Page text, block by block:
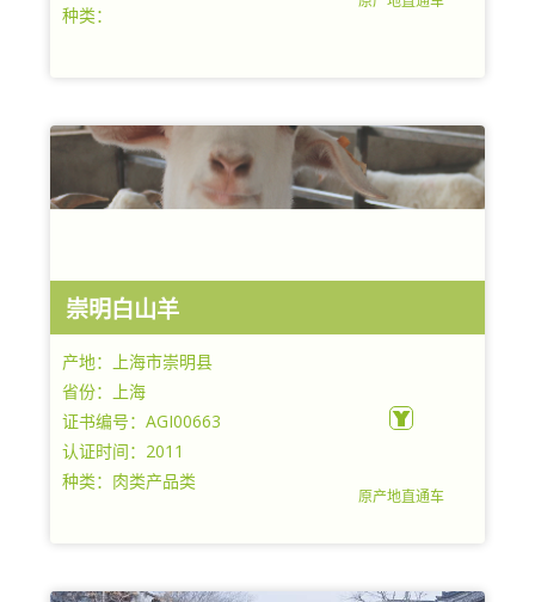
种类：
崇明白山羊
产地：上海市崇明县
省份：上海
证书编号：AGI00663
认证时间：2011
种类：肉类产品类
原产地直通车